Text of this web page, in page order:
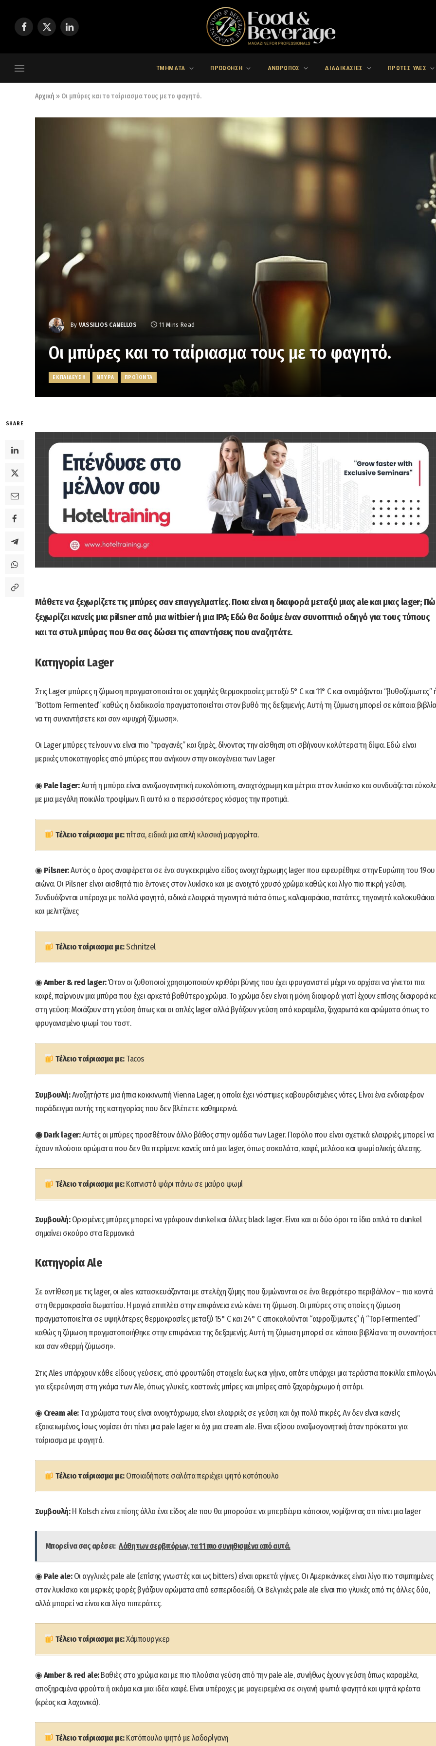
Facebook
X
LinkedIn
ΤΜΗΜΑΤΑ ΠΡΟΩΘΗΣΗ ΑΝΘΡΩΠΟΣ ΔΙΑΔΙΚΑΣΙΕΣ ΠΡΩΤΕΣ ΥΛΕΣ
Αρχική » Οι μπύρες και το ταίριασμα τους με το φαγητό.
By VASSILIOS CANELLOS 11 Mins Read
Οι μπύρες και το ταίριασμα τους με το φαγητό.
ΕΚΠΑΙΔΕΥΣΗ ΜΠΥΡΑ ΠΡΟΪΟΝΤΑ
SHARE
Μάθετε να ξεχωρίζετε τις μπύρες σαν επαγγελματίες. Ποια είναι η διαφορά μεταξύ μιας ale και μιας lager;
ξεχωρίζει κανείς μια pilsner από μια witbier ή μια IPA; Εδώ θα δούμε έναν συνοπτικό οδηγό για τους τύπους
και τα στυλ μπύρας που θα σας δώσει τις απαντήσεις που αναζητάτε.
Κατηγορία Lager
Στις Lager μπύρες η ζύμωση πραγματοποιείται σε χαμηλές θερμοκρασίες μεταξύ 5° C και 11° C και ονομάζονται “βυθοζύμωτες”
“Bottom Fermented” καθώς η διαδικασία πραγματοποιείται στον βυθό της δεξαμενής. Αυτή τη ζύμωση μπορεί σε κάποια βιβλία
να τη συναντήσετε και σαν «ψυχρή ζύμωση».
Οι Lager μπύρες τείνουν να είναι πιο “τραγανές” και ξηρές, δίνοντας την αίσθηση οτι σβήνουν καλύτερα τη δίψα. Εδώ είναι
μερικές υποκατηγορίες από μπύρες που ανήκουν στην οικογένεια των Lager
◉ Pale lager:Αυτή η μπύρα είναι αναζωογονητική ευκολόπιοτη, ανοιχτόχρωμη και μέτρια στον λυκίσκο και συνδυάζεται
με μια μεγάλη ποικιλία τροφίμων. Γι αυτό κι ο περισσότερος κόσμος την προτιμά.
Τέλειο ταίριασμα με:πίτσα, ειδικά μια απλή κλασική μαργαρίτα.
◉ Pilsner:Αυτός ο όρος αναφέρεται σε ένα συγκεκριμένο είδος ανοιχτόχρωμης lager που εφευρέθηκε στην Ευρώπη του 19ου
αιώνα. Οι Pilsner είναι αισθητά πιο έντονες στον λυκίσκο και με ανοιχτό χρυσό χρώμα καθώς και λίγο πιο πικρή γεύση.
Συνδυάζονται υπέροχα με πολλά φαγητά, ειδικά ελαφριά τηγανητά πιάτα όπως, καλαμαράκια, πατάτες, τηγανητά κολοκυθάκια
και μελιτζάνες
Τέλειο ταίριασμα με:Schnitzel
◉Amber & red lager:Όταν οι ζυθοποιοί χρησιμοποιούν κριθάρι βύνης που έχει φρυγανιστεί μέχρι να αρχίσει να γίνεται πια
καφέ, παίρνουν μια μπύρα που έχει αρκετά βαθύτερο χρώμα. Το χρώμα δεν είναι η μόνη διαφορά γιατί έχουν επίσης διαφορά
στη γεύση: Μοιάζουν στη γεύση όπως και οι απλές lager αλλά βγάζουν γεύση από καραμέλα, ζαχαρωτά και αρώματα όπως το
φρυγανισμένο ψωμί του τοστ.
Τέλειο ταίριασμα με:Tacos
Συμβουλή:Αναζητήστε μια ήπια κοκκινωπή Vienna Lager, η οποία έχει νόστιμες καβουρδισμένες νότες. Είναι ένα ενδιαφέρον
παράδειγμα αυτής της κατηγορίας που δεν βλέπετε καθημερινά.
◉ Dark lager:Αυτές οι μπύρες προσθέτουν άλλο βάθος στην ομάδα των Lager. Παρόλο που είναι σχετικά ελαφριές, μπορεί να
έχουν πλούσια αρώματα που δεν θα περίμενε κανείς από μια lager, όπως σοκολάτα, καφέ, μελάσα και ψωμί ολικής άλεσης.
Τέλειο ταίριασμα με:Καπνιστό ψάρι πάνω σε μαύρο ψωμί
Συμβουλή:Ορισμένες μπύρες μπορεί να γράφουν dunkel και άλλες black lager. Είναι και οι δύο όροι το ίδιο απλά το dunkel
σημαίνει σκούρο στα Γερμανικά
Κατηγορία Ale
Σε αντίθεση με τις lager, οι ales κατασκευάζονται με στελέχη ζύμης που ζυμώνονται σε ένα θερμότερο περιβάλλον – πιο κοντά
στη θερμοκρασία δωματίου. Η μαγιά επιπλέει στην επιφάνεια ενώ κάνει τη ζύμωση. Οι μπύρες στις οποίες η ζύμωση
πραγματοποιείται σε υψηλότερες θερμοκρασίες μεταξύ 15° C και 24° C αποκαλούνται “αφροζύμωτες” ή “Top Fermented”
καθώς η ζύμωση πραγματοποιήθηκε στην επιφάνεια της δεξαμενής. Αυτή τη ζύμωση μπορεί σε κάποια βιβλία να τη
και σαν «θερμή ζύμωση».
Στις Ales υπάρχουν κάθε είδους γεύσεις, από φρουτώδη στοιχεία έως και γήινα, οπότε υπάρχει μια τεράστια ποικιλία
για εξερεύνηση στη γκάμα των Ale, όπως γλυκές, καστανές μπίρες και μπίρες από ζαχαρόχρωμο ή σιτάρι.
◉ Cream ale:Tα χρώματα τους είναι ανοιχτόχρωμα, είναι ελαφριές σε γεύση και όχι πολύ πικρές. Αν δεν είναι κανείς
εξοικειωμένος, ίσως νομίσει ότι πίνει μια pale lager κι όχι μια cream ale. Είναι εξίσου αναζωογονητική όταν πρόκειται για
ταίριασμα με φαγητό.
Τέλειο ταίριασμα με:Οποιαδήποτε σαλάτα περιέχει ψητό κοτόπουλο
Συμβουλή:Η Kölsch είναι επίσης άλλο ένα είδος ale που θα μπορούσε να μπερδέψει κάποιον, νομίζοντας οτι πίνει μια lager
Μπορεί να σας αρέσει: Λάθη των σερβιτόρων, τα 11 πιο συνηθισμένα από αυτά.
◉ Pale ale:Οι αγγλικές pale ale (επίσης γνωστές και ως bitters) είναι αρκετά γήινες. Οι Αμερικάνικες είναι λίγο πιο τσιμπημένες
στον λυκίσκο και μερικές φορές βγάζουν αρώματα από εσπεριδοειδή. Οι Βελγικές pale ale είναι πιο γλυκές από τις άλλες δύο,
αλλά μπορεί να είναι και λίγο πιπεράτες.
Τέλειο ταίριασμα με:Χάμπουργκερ
◉Amber & red ale:Βαθιές στο χρώμα και με πιο πλούσια γεύση από την pale ale, συνήθως έχουν γεύση όπως καραμέλα,
αποξηραμένα φρούτα ή ακόμα και μια ιδέα καφέ. Είναι υπέροχες με μαγειρεμένα σε σιγανή φωτιά φαγητά και ψητά κρέατα
(κρέας και λαχανικά).
Τέλειο ταίριασμα με:Κοτόπουλο ψητό με λαδορίγανη